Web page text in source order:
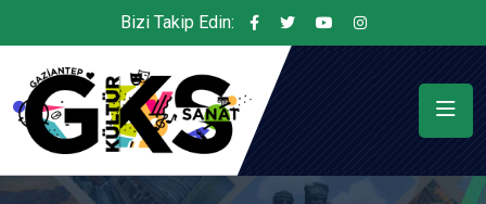
Bizi Takip Edin: